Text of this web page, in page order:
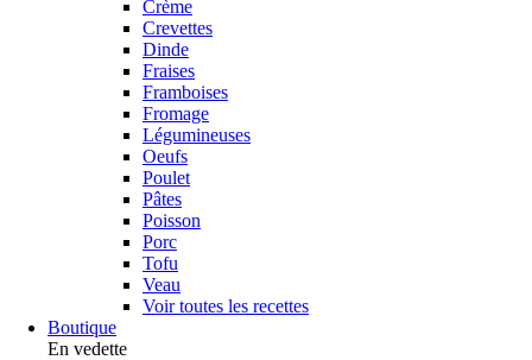
Crème
Crevettes
Dinde
Fraises
Framboises
Fromage
Légumineuses
Oeufs
Poulet
Pâtes
Poisson
Porc
Tofu
Veau
Voir toutes les recettes
Boutique
En vedette